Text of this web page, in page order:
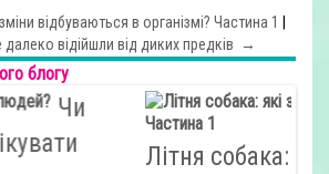
відбуваються в організмі? Частина 1
далеко відійшли від диких предків →
блогу
які зміни відбуваються в